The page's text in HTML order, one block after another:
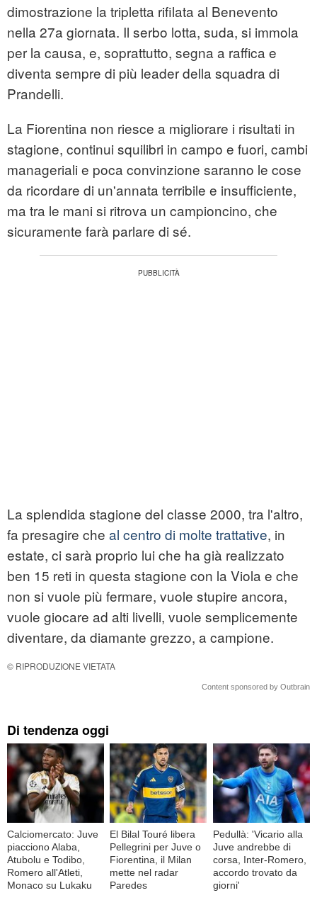
dimostrazione la tripletta rifilata al Benevento
nella 27a giornata. Il serbo lotta, suda, si immola
per la causa, e, soprattutto, segna a raffica e
diventa sempre di più leader della squadra di
Prandelli.
La Fiorentina non riesce a migliorare i risultati in
stagione, continui squilibri in campo e fuori, cambi
manageriali e poca convinzione saranno le cose
da ricordare di un'annata terribile e insufficiente,
ma tra le mani si ritrova un campioncino, che
sicuramente farà parlare di sé.
La splendida stagione del classe 2000, tra l'altro,
fa presagire che al centro di molte trattative, in
estate, ci sarà proprio lui che ha già realizzato
ben 15 reti in questa stagione con la Viola e che
non si vuole più fermare, vuole stupire ancora,
vuole giocare ad alti livelli, vuole semplicemente
diventare, da diamante grezzo, a campione.
© RIPRODUZIONE VIETATA
Content sponsored by Outbrain
Di tendenza oggi
Calciomercato: Juve
piacciono Alaba,
Atubolu e Todibo,
Romero all'Atleti,
Monaco su Lukaku
El Bilal Touré libera
Pellegrini per Juve o
Fiorentina, il Milan
mette nel radar
Paredes
Pedullà: 'Vicario alla
Juve andrebbe di
corsa, Inter-Romero,
accordo trovato da
giorni'